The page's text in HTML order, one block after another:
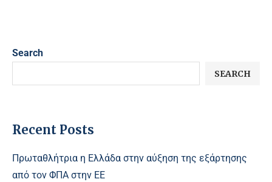
Search
SEARCH
Recent Posts
Πρωταθλήτρια η Ελλάδα στην αύξηση της εξάρτησης
από τον ΦΠΑ στην ΕΕ